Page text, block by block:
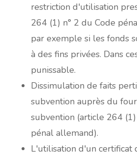
restriction d'utilisation
264 (1) n° 2 du Code
par exemple si les fonds
à des fins privées. Dans
punissable.
Dissimulation de faits
subvention auprès du
subvention (article 264
pénal allemand).
L'utilisation d'un certificat